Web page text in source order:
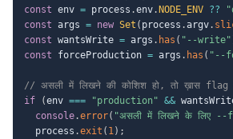
const env = process .env. NODE_ENV ??
const args = new Set ( process .argv.
const wantsWrite = args . has ( "--write"
const forceProduction = args . has ( "--
// असली में लिखने की कोशिश हो, तो ख़ास flag के
if
(env === "production" &&
console.error( "असली में लिखने के लिए
  process
.exit ( 1) ;